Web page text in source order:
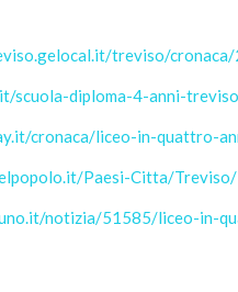
treviso/
scuola-diploma-4-anni-
cronaca/liceo-in-quattro-
Paesi-Citta/
notizia/51585/liceo-in-